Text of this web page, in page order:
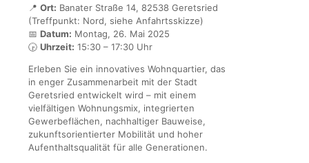
📍 Ort: Banater Straße 14, 82538 Geretsried
(Treffpunkt: Nord, siehe Anfahrtsskizze)
📅 Datum: Montag, 26. Mai 2025
🕞 Uhrzeit: 15:30 – 17:30 Uhr
Erleben Sie ein innovatives Wohnquartier, das
in enger Zusammenarbeit mit der Stadt
Geretsried entwickelt wird – mit einem
vielfältigen Wohnungsmix, integrierten
Gewerbeflächen, nachhaltiger Bauweise,
zukunftsorientierter Mobilität und hoher
Aufenthaltsqualität für alle Generationen.